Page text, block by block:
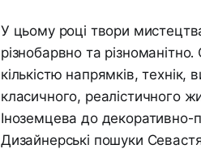
У цьому році твори
різнобарвно та
кількістю напрямків, технік,
класичного, реалістичного
Іноземцева до декоративно-
Дизайнерські пошуки